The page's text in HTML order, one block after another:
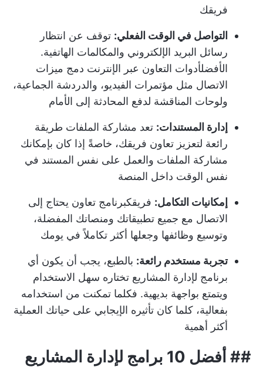
فريقك
التواصل في الوقت الفعلي: توقف عن انتظار
رسائل البريد الإلكتروني والمكالمات الهاتفية.
الأفضلأدوات التعاون عبر الإنترنت دمج ميزات
الاتصال مثل مؤتمرات الفيديو، والدردشة الجماعية،
ولوحات المناقشة لدفع المحادثة إلى الأمام
إدارة المستندات: تعد مشاركة الملفات طريقة
رائعة لتعزيز تعاون فريقك، خاصةً إذا كان بإمكانك
مشاركة الملفات والعمل على نفس المستند في
نفس الوقت داخل المنصة
إمكانيات التكامل: فريقكبرنامج تعاون يحتاج إلى
الاتصال مع جميع تطبيقاتك ومنصاتك المفضلة،
وتوسيع وظائفها وجعلها أكثر تكاملاً في يومك
تجربة مستخدم رائعة: بالطبع، يجب أن يكون أي
برنامج لإدارة المشاريع تختاره سهل الاستخدام
ويتمتع بواجهة بديهية. فكلما تمكنت من استخدامه
بفعالية، كلما كان تأثيره الإيجابي على حياتك العملية
أكثر أهمية
## أفضل 10 برامج لإدارة المشاريع